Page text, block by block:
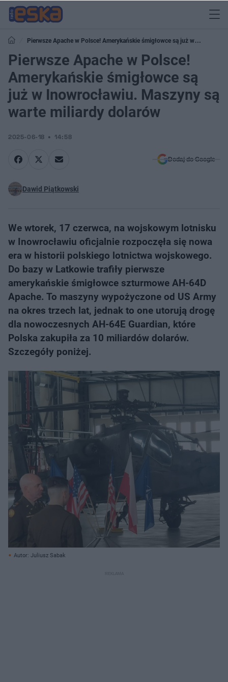
Pierwsze Apache w Polsce! Amerykańskie śmigłowce są już w
Inowrocławiu. Maszyny są warte miliardy dolarów
Pierwsze Apache w Polsce!
Amerykańskie śmigłowce są
już w Inowrocławiu. Maszyny są
warte miliardy dolarów
2025-06-18 14:58
Dodaj do Google
Dawid Piątkowski
We wtorek, 17 czerwca, na wojskowym lotnisku
w Inowrocławiu oficjalnie rozpoczęła się nowa
era w historii polskiego lotnictwa wojskowego.
Do bazy w Latkowie trafiły pierwsze
amerykańskie śmigłowce szturmowe AH-64D
Apache. To maszyny wypożyczone od US Army
na okres trzech lat, jednak to one utorują drogę
dla nowoczesnych AH-64E Guardian, które
Polska zakupiła za 10 miliardów dolarów.
Szczegóły poniżej.
Autor: Juliusz Sabak